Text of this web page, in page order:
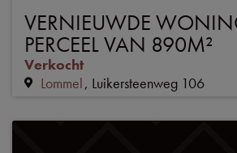
VERNIEUWDE
PERCEEL VAN 890M²
Verkocht
Lommel Luikersteenweg 106